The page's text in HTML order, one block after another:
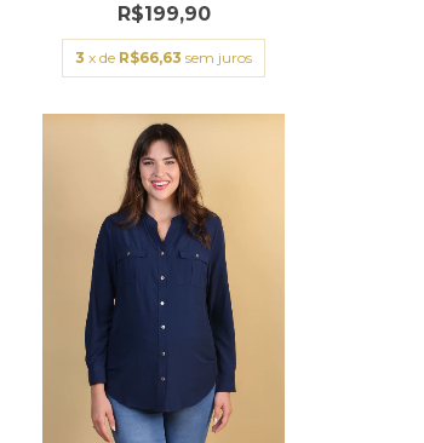
R$199,90
3 x de R$66,63 sem juros